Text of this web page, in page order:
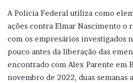
A Polícia Federal utiliza como
ações contra Elmar Nascimento o
com os empresários investigados
pouco antes da liberação das
encontrado com Alex Parente em
novembro de 2022, duas semanas